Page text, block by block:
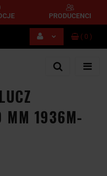
PRODUCENCI
( 0 )
MM 1936M-